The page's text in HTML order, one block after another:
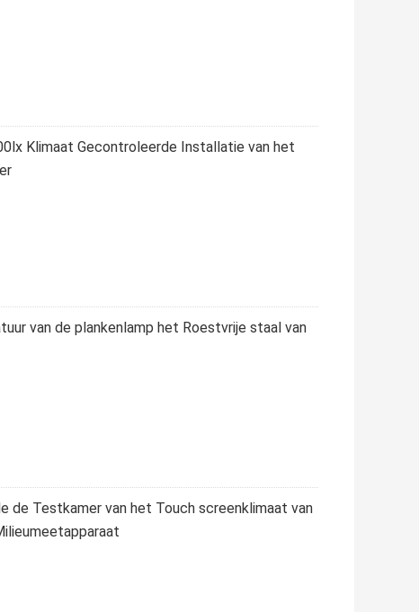
Klimaat Gecontroleerde Installatie van het
van de plankenlamp het Roestvrije staal van
de Testkamer van het Touch screenklimaat van